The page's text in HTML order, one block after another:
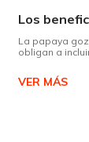
La papaya
obligan a
VER MÁS